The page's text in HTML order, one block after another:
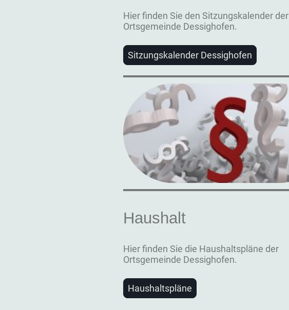
Hier finden Sie den Sitzungskalender der
Ortsgemeinde Dessighofen.
Sitzungskalender Dessighofen
Haushalt
Hier finden Sie die Haushaltspläne der
Ortsgemeinde Dessighofen.
Haushaltspläne